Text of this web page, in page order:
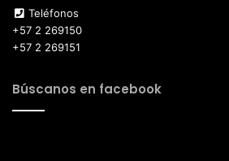
Teléfonos
+57 2 269150
+57 2 269151
Búscanos en facebook